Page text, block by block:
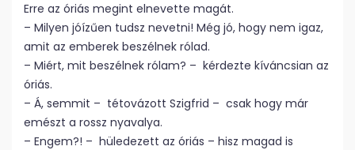
Erre az óriás megint elnevette magát.
– Milyen jóízűen tudsz nevetni! Még jó, hogy nem igaz,
amit az emberek beszélnek rólad.
– Miért, mit beszélnek rólam? – kérdezte kíváncsian az
óriás.
– Á, semmit – tétovázott Szigfrid – csak hogy már
emészt a rossz nyavalya.
– Engem?! – hüledezett az óriás – hisz magad is